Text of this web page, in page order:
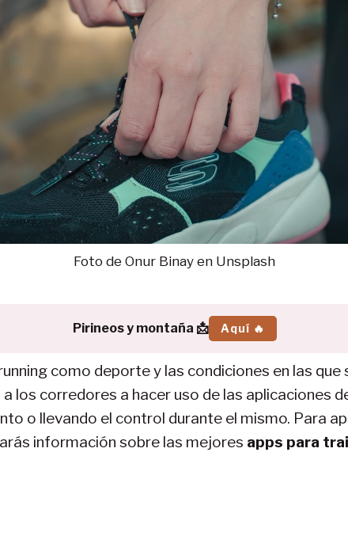
Foto de Onur Binay en Unsplash
Pirineos y montaña 📩 Aquí 🔥
como deporte y las condiciones en las
los corredores a hacer uso de las aplicaciones
o llevando el control durante el mismo. Para
información sobre las mejores apps para